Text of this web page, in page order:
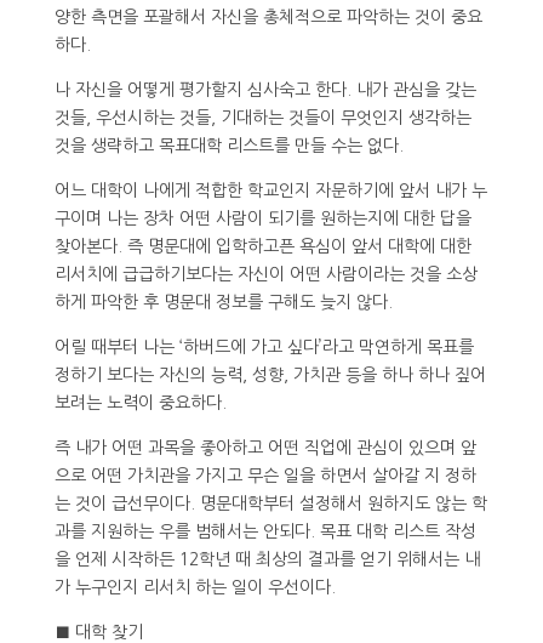
양한 측면을 포괄해서 자신을 총체적으로 파악하는 것이 중요
하다.
나 자신을 어떻게 평가할지 심사숙고 한다. 내가 관심을 갖는
것들, 우선시하는 것들, 기대하는 것들이 무엇인지 생각하는
것을 생략하고 목표대학 리스트를 만들 수는 없다.
어느 대학이 나에게 적합한 학교인지 자문하기에 앞서 내가 누
구이며 나는 장차 어떤 사람이 되기를 원하는지에 대한 답을
찾아본다. 즉 명문대에 입학하고픈 욕심이 앞서 대학에 대한
리서치에 급급하기보다는 자신이 어떤 사람이라는 것을 소상
하게 파악한 후 명문대 정보를 구해도 늦지 않다.
어릴 때부터 나는 ‘하버드에 가고 싶다’라고 막연하게 목표를
정하기 보다는 자신의 능력, 성향, 가치관 등을 하나 하나 짚어
보려는 노력이 중요하다.
즉 내가 어떤 과목을 좋아하고 어떤 직업에 관심이 있으며 앞
으로 어떤 가치관을 가지고 무슨 일을 하면서 살아갈 지 정하
는 것이 급선무이다. 명문대학부터 설정해서 원하지도 않는 학
과를 지원하는 우를 범해서는 안되다. 목표 대학 리스트 작성
을 언제 시작하든 12학년 때 최상의 결과를 얻기 위해서는 내
가 누구인지 리서치 하는 일이 우선이다.
■ 대학 찾기